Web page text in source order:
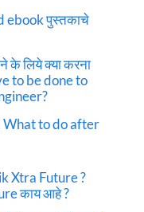
ebook पुस्तकाचे
के लिये क्या करना
to be done to
What to do after
Xtra Future ?
काय आहे ?